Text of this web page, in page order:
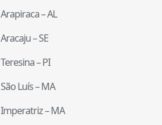
Arapiraca–AL
Aracaju–SE
Teresina–PI
São Luís–MA
Imperatriz–MA